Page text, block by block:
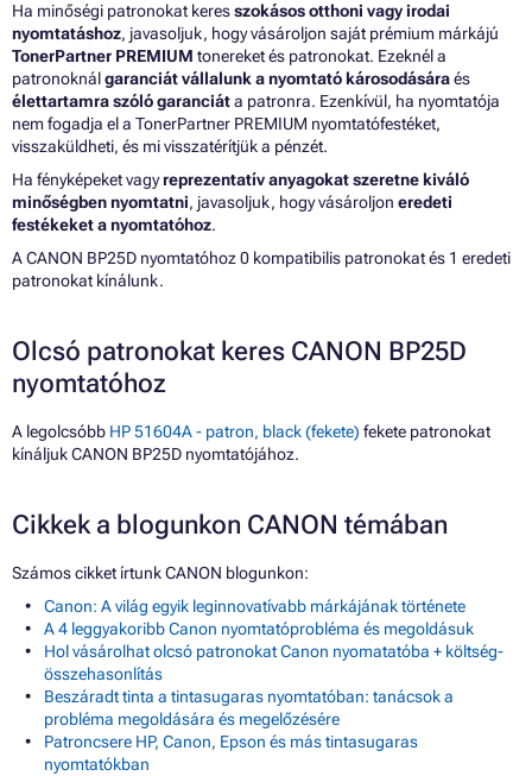
Ha minőségi patronokat keresszokásos otthoni vagy irodai
nyomtatáshoz, javasoljuk, hogy vásároljon saját prémium márkájú
TonerPartner PREMIUM tonereket és patronokat. Ezeknél a
patronoknálgaranciát vállalunk a nyomtató károsodásáraés
élettartamra szóló garanciáta patronra. Ezenkívül, ha nyomtatója
nem fogadja el a TonerPartner PREMIUM nyomtatófestéket,
visszaküldheti, és mi visszatérítjük a pénzét.
Ha fényképeket vagyreprezentatív anyagokat szeretne kiváló
minőségben nyomtatni, javasoljuk, hogy vásároljon eredeti
festékeket a nyomtatóhoz.
A CANON BP25D nyomtatóhoz 0 kompatibilis patronokat és 1 eredeti
patronokat kínálunk.
Olcsó patronokat keres CANON BP25D
nyomtatóhoz
A legolcsóbb HP 51604A - patron, black (fekete) fekete patronokat
kínáljuk CANON BP25D nyomtatójához.
Cikkek a blogunkon CANON témában
Számos cikket írtunk CANON blogunkon:
Canon: A világ egyik leginnovatívabb márkájának története
A 4 leggyakoribb Canon nyomtatóprobléma és megoldásuk
Hol vásárolhat olcsó patronokat Canon nyomatatóba + költség-
összehasonlítás
Beszáradt tinta a tintasugaras nyomtatóban: tanácsok a
probléma megoldására és megelőzésére
Patroncsere HP, Canon, Epson és más tintasugaras
nyomtatókban